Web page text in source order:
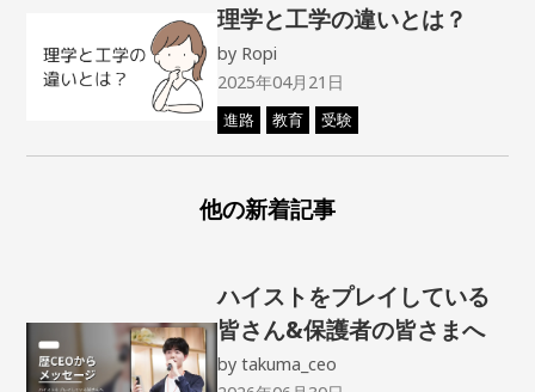
理学と工学の違いとは？
by Ropi
2025年04月21日
進路 教育 受験
他の新着記事
ハイストをプレイしている
皆さん&保護者の皆さまへ
bytakuma_ceo